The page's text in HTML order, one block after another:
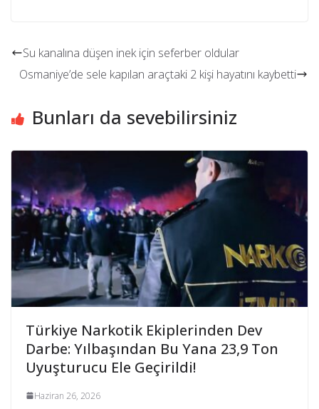
Su kanalına düşen inek için seferber oldular
Osmaniye’de sele kapılan araçtaki 2 kişi hayatını kaybetti
Bunları da sevebilirsiniz
Türkiye Narkotik Ekiplerinden Dev
Darbe: Yılbaşından Bu Yana 23,9 Ton
Uyuşturucu Ele Geçirildi!
Haziran 26, 2026